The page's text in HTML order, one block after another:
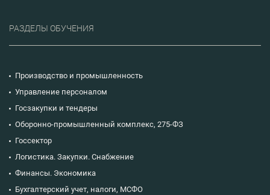
РАЗДЕЛЫ ОБУЧЕНИЯ
Производство и промышленность
Управление персоналом
Госзакупки и тендеры
Оборонно-промышленный комплекс, 275-ФЗ
Госсектор
Логистика. Закупки. Снабжение
Финансы. Экономика
Бухгалтерский учет, налоги, МСФО